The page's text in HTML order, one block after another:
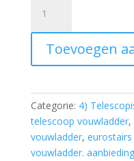
Eurostairs
4x4
Professioneel
aantal
Toevoegen
Categorie: 4)
telescoop vouwladder,
vouwladder,
vouwladder.